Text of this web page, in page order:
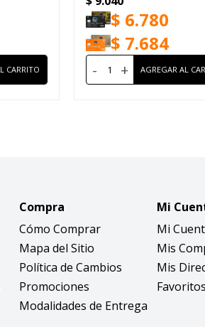
$ 6.780
$ 7.684
- +
Compra
Cómo Comprar
Mapa del Sitio
Política de Cambios
Promociones
Modalidades de Entrega
Mi
Mi
Mis
Mis
Favoritos